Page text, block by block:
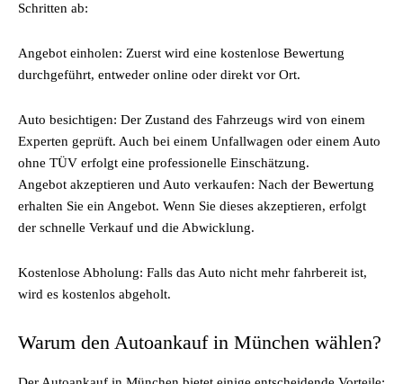
Schritten ab:
Angebot einholen: Zuerst wird eine kostenlose Bewertung
durchgeführt, entweder online oder direkt vor Ort.
Auto besichtigen: Der Zustand des Fahrzeugs wird von einem
Experten geprüft. Auch bei einem Unfallwagen oder einem Auto
ohne TÜV erfolgt eine professionelle Einschätzung.
Angebot akzeptieren und Auto verkaufen: Nach der Bewertung
erhalten Sie ein Angebot. Wenn Sie dieses akzeptieren, erfolgt
der schnelle Verkauf und die Abwicklung.
Kostenlose Abholung: Falls das Auto nicht mehr fahrbereit ist,
wird es kostenlos abgeholt.
Warum den Autoankauf in München wählen?